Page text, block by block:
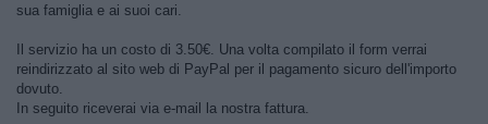
sua famiglia e ai suoi cari.
Il servizio ha un costo di 3.50€. Una volta compilato il form verrai
reindirizzato al sito web di PayPal per il pagamento sicuro dell'importo
dovuto.
In seguito riceverai via e-mail la nostra fattura.